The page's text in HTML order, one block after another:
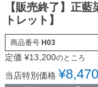
【販売終了】正
トレット】
商品番号 H03
定価 ¥13,200のところ
当店特別価格 ¥8,470